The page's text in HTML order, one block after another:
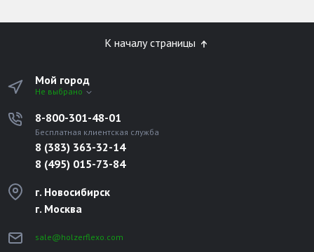
К началу страницы
Мой город
Не выбрано
8-800-301-48-01
Бесплатная клиентская служба
8 (383) 363-32-14
8 (495) 015-73-84
г. Новосибирск
г. Москва
sale@holzerflexo.com